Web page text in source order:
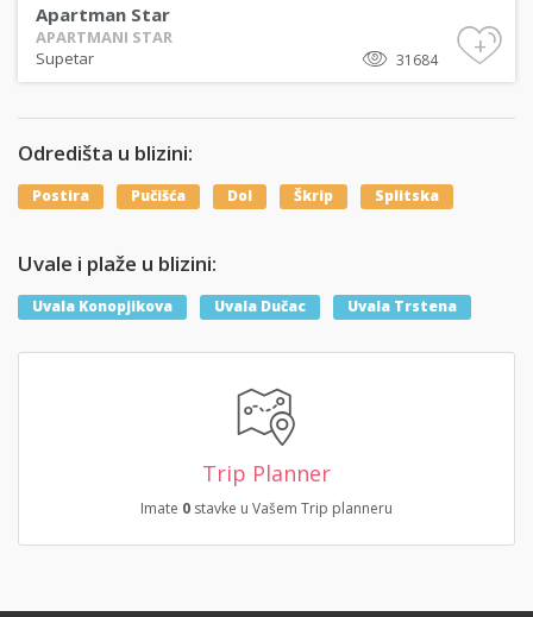
Apartman Star
APARTMANI STAR
31684
Supetar +
Odredišta u blizini:
Postira Pučišća Dol Škrip Splitska
Uvale i plaže u blizini:
Uvala Konopjikova Uvala Dučac Uvala Trstena
Trip Planner
Imate 0 stavke u Vašem Trip planneru